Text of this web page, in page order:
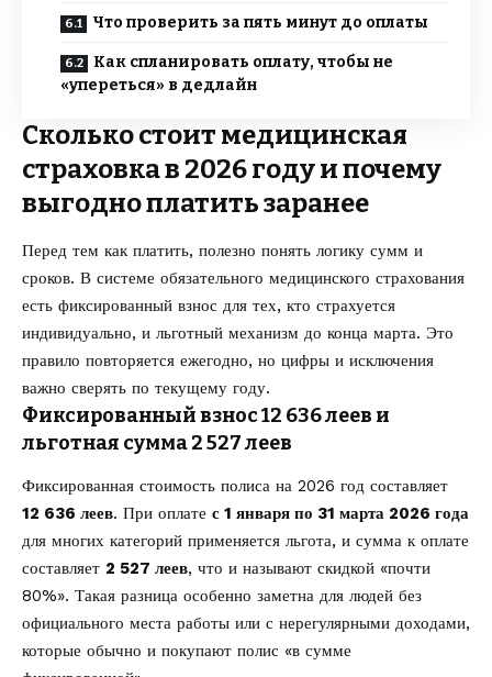
Что проверить за пять минут до оплаты
Как спланировать оплату, чтобы не
«упереться» в дедлайн
Сколько стоит медицинская
страховка в 2026 году и почему
выгодно платить заранее
Перед тем как платить, полезно понять логику сумм и
сроков. В системе обязательного медицинского страхования
есть фиксированный взнос для тех, кто страхуется
индивидуально, и льготный механизм до конца марта. Это
правило повторяется ежегодно, но цифры и исключения
важно сверять по текущему году.
Фиксированный взнос 12 636 леев и
льготная сумма 2 527 леев
Фиксированная стоимость полиса на 2026 год составляет
12 636 леев. При оплате с 1 января по 31 марта 2026 года
для многих категорий применяется льгота, и сумма к оплате
составляет 2 527 леев, что и называют скидкой «почти
80%». Такая разница особенно заметна для людей без
официального места работы или с нерегулярными доходами,
которые обычно и покупают полис «в сумме